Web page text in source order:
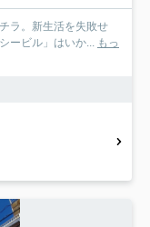
ラ。新生活を失敗せ
ービル」はいか... もっ